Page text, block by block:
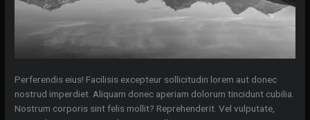
Perferendis eius! Facilisis excepteur sollicitudin lorem aut donec
nostrud imperdiet. Aliquam donec aperiam dolorum tincidunt cubilia.
Nostrum corporis sint felis mollit? Reprehenderit. Vel vulputate,